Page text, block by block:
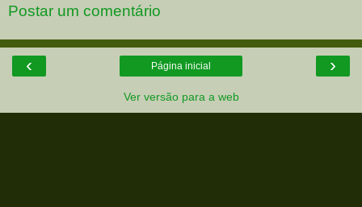
Postar um comentário
‹ ›
Página inicial
Ver versão para a web